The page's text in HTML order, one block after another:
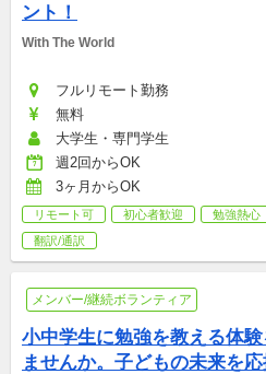
ント！
With The World
フルリモート勤務
無料
大学生・専門学生
週2回からOK
3ヶ月からOK
リモート可 初心者歓迎 勉強熱心
翻訳/通訳
メンバー/継続ボランティア
小中学生に勉強を教える体験
ませんか。子どもの未来を